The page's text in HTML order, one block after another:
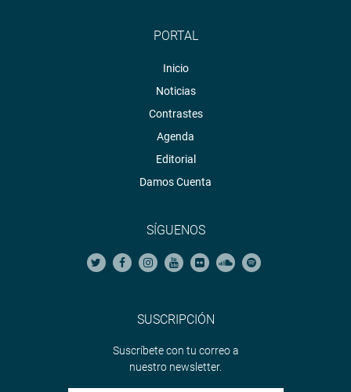
PORTAL
Inicio
Noticias
Contrastes
Agenda
Editorial
Damos Cuenta
SÍGUENOS
SUSCRIPCIÓN
Suscríbete con tu correo a
nuestro newsletter.